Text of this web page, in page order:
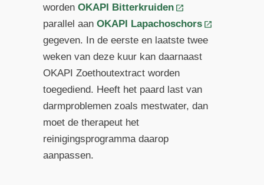
worden OKAPI Bitterkruiden
parallel aan OKAPI Lapachoschors
gegeven. In de eerste en laatste twee
weken van deze kuur kan daarnaast
OKAPI Zoethoutextract worden
toegediend. Heeft het paard last van
darmproblemen zoals mestwater, dan
moet de therapeut het
reinigingsprogramma daarop
aanpassen.